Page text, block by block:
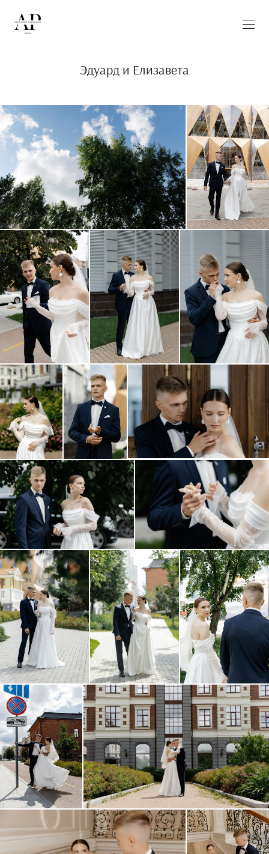
Эдуард и Елизавета